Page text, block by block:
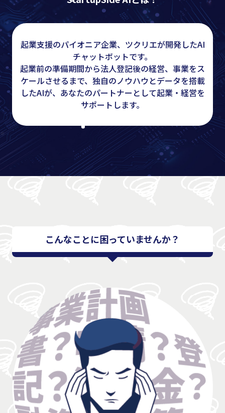
起業支援のパイオニア企業、ツクリエが開発したAI
チャットボットです。
起業前の準備期間から法人登記後の経営、事業をス
ケールさせるまで、 独自のノウハウとデータを搭載
したAIが、 あなたのパートナーとして起業・経営を
サポートします。
こんなことに困っていませんか？